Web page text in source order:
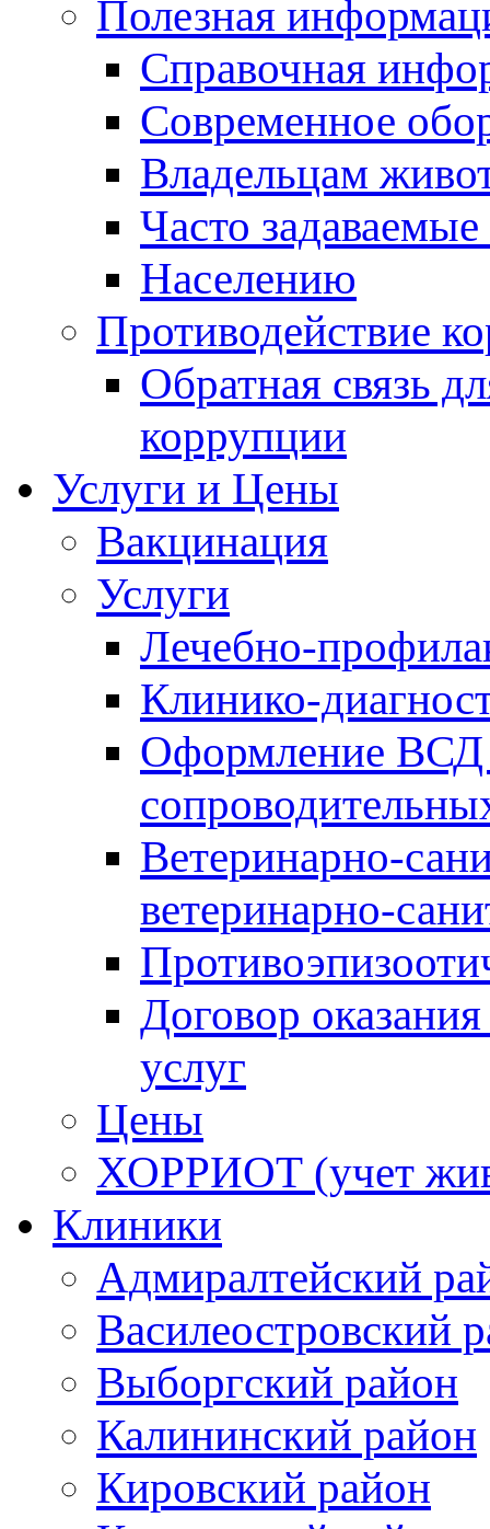
Полезная
Справочная
Современное
Владельцам
Часто
Населению
Противодействие
Обратная связь
коррупции
Услуги и Цены
Вакцинация
Услуги
Лечебно-
Клинико-
Оформление ВСД
Ветеринарно-
ветеринарно-
Договор
услуг
Цены
ХОРРИОТ (учет
Клиники
Адмиралтейский
Василеостровский
Выборгский район
Калининский район
Кировский район